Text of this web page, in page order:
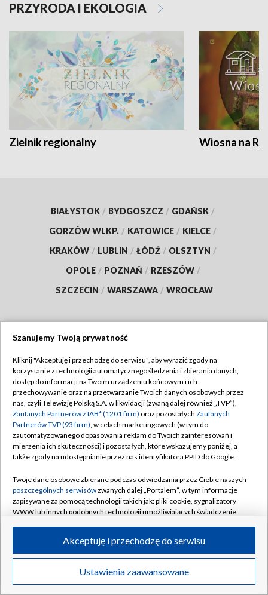
PRZYRODA I EKOLOGIA
Zielnik regionalny Wiosna na
BIAŁYSTOK / BYDGOSZCZ / GDAŃSK /
GORZÓW WLKP. / KATOWICE / KIELCE /
KRAKÓW / LUBLIN / ŁÓDŹ / OLSZTYN /
OPOLE / POZNAŃ / RZESZÓW /
SZCZECIN / WARSZAWA / WROCŁAW
TVP
Abonament TVP
Emisja w TVP
Centrum informacji TVP
Naziemna Telewizja Cyfrowa
Rada Programowa
System NOS
Informacje o nadawcy
Program dla prasy
Ogłoszenie przetargowe
Regulamin TVP
Polityka prywatności
Moje zgody
Pomoc
Kontakt
Kanały
©2026 Telewizja Polska S.A. w likwidacji
Szanujemy Twoją prywatność
Kliknij "Akceptuję i przechodzę do serwisu", aby wyrazić zgody na
korzystanie z technologii automatycznego śledzenia i zbierania danych,
dostęp do informacji na Twoim urządzeniu końcowym i ich
przechowywanie oraz na przetwarzanie Twoich danych osobowych przez
nas, czyli Telewizję Polską S.A. w likwidacji (zwaną dalej również „TVP”),
Zaufanych Partnerów z IAB* (1201 firm) oraz pozostałych Zaufanych
Partnerów TVP (93 firm), w celach marketingowych (w tym do
zautomatyzowanego dopasowania reklam do Twoich zainteresowań i
mierzenia ich skuteczności) i pozostałych, które wskazujemy poniżej, a
także zgody na udostępnianie przez nas identyfikatora PPID do Google.
Twoje dane osobowe zbierane podczas odwiedzania przez Ciebie naszych
poszczególnych serwisówzwanych dalej „Portalem”, w tym informacje
zapisywane za pomocą technologii takich jak: pliki cookie, sygnalizatory
WWW lub innych podobnych technologii umożliwiających świadczenie
ruchu w Internecie.
Twoje dane osobowe zbierane podczas odwiedzania przez Ciebie
poszczególnych serwisówna Portalu, takie jak adresy IP, identyfikatory
Ustawienia zaawansowane
Akceptuję i przechodzę do serwisu